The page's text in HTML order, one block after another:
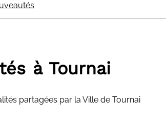
à Tournai
partagées par la Ville de Tournai